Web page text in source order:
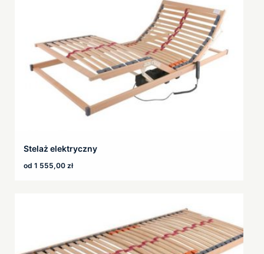
Stelaż elektryczny
od 1 555,00 zł